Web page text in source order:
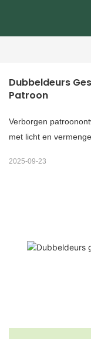
Dubbeldeurs
Patroon
Verborgen
met licht en
2025-09-23